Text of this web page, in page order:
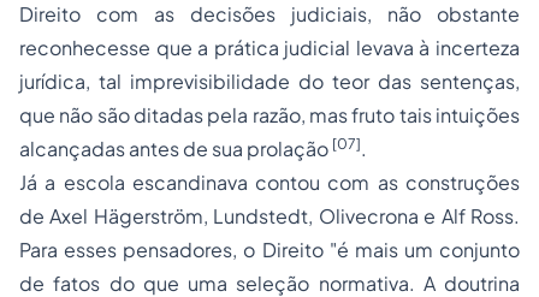
Direito com as decisões judiciais, não obstante
reconhecesse que a prática judicial levava à incerteza
jurídica, tal imprevisibilidade do teor das sentenças,
que não são ditadas pela razão, mas fruto tais intuições
alcançadas antes de sua prolação [07].
Já a escola escandinava contou com as construções
de Axel Hägerström, Lundstedt, Olivecrona e Alf Ross.
Para esses pensadores, o Direito "é mais um conjunto
de fatos do que uma seleção normativa. A doutrina